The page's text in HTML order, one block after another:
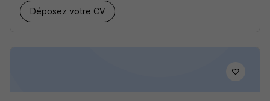
Déposez votre CV